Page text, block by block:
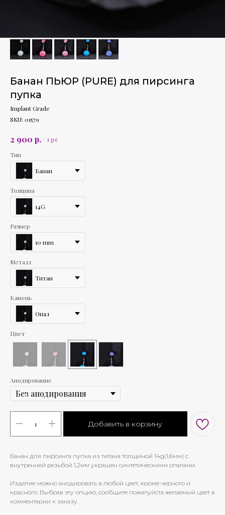
Банан ПЬЮР (PURE) для пирсинга
пупка
Implant Grade
SKU: 01579
2 900 р. / 1 pc
Тип
Банан
Толщина
14G
Размер
10 mm
Металл
Титан
Камень
Опал
Цвет
Анодирование
Добавить в корзину
Банан для пирсинга пупка из титана толщиной 14g(1,6мм) с
внутренней резьбой 1,2мм украшен синтетическими опалами.
Изделие можно анодировать в любой цвет, кроме черного и
красного. Выбрав эту опцию, сообщите пожалуйста желаемый цвет в
комментарии к заказу.